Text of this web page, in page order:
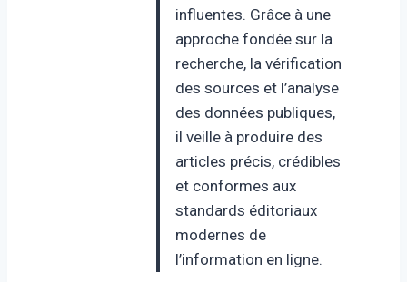
influentes. Grâce à une
approche fondée sur la
recherche, la vérification
des sources et l’analyse
des données publiques,
il veille à produire des
articles précis, crédibles
et conformes aux
standards éditoriaux
modernes de
l’information en ligne.